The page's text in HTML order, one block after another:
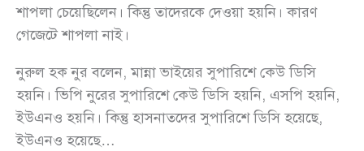
শাপলা চেয়েছিলেন। কিন্তু তাদেরকে দেওয়া হয়নি। কারণ
গেজেটে শাপলা নাই।
নুরুল হক নুর বলেন, মান্না ভাইয়ের সুপারিশে কেউ ডিসি
হয়নি। ভিপি নুরের সুপারিশে কেউ ডিসি হয়নি, এসপি হয়নি,
ইউএনও হয়নি। কিন্তু হাসনাতদের সুপারিশে ডিসি হয়েছে,
ইউএনও হয়েছে…